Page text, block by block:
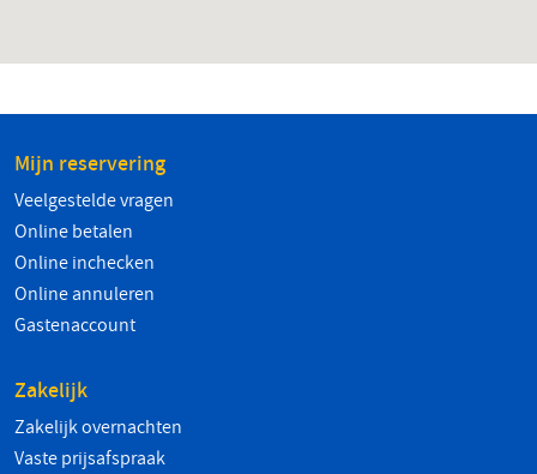
Mijn reservering
Veelgestelde vragen
Online betalen
Online inchecken
Online annuleren
Gastenaccount
Zakelijk
Zakelijk overnachten
Vaste prijsafspraak